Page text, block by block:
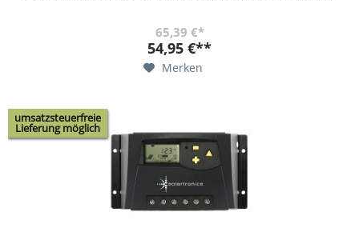
65,39 €*
54,95 €**
Merken
umsatzsteuerfreie
Lieferung möglich